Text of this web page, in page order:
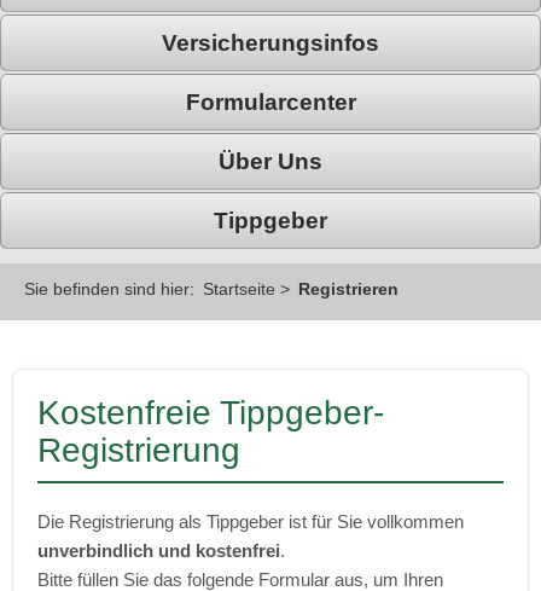
Versicherungsinfos
Formularcenter
Über Uns
Tippgeber
Sie befinden sind hier: Startseite > Registrieren
Kostenfreie Tippgeber-
Registrierung
Die Registrierung als Tippgeber ist für Sie vollkommen
unverbindlich und kostenfrei.
Bitte füllen Sie das folgende Formular aus, um Ihren